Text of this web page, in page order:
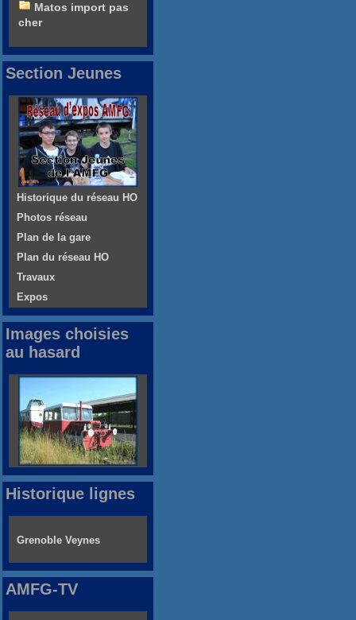
Matos import pas
cher
Section Jeunes
Historique du réseau HO
Photos réseau
Plan de la gare
Plan du réseau HO
Travaux
Expos
Images choisies
au hasard
Historique lignes
Grenoble Veynes
AMFG-TV